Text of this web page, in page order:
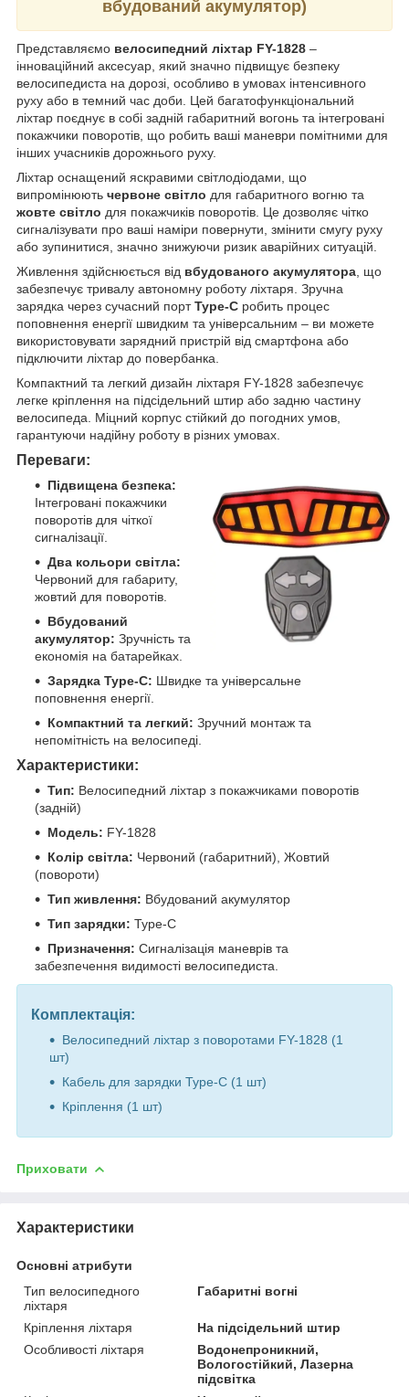
вбудований акумулятор)
Представляємо велосипедний ліхтар FY-1828 –
інноваційний аксесуар, який значно підвищує безпеку
велосипедиста на дорозі, особливо в умовах інтенсивного
руху або в темний час доби. Цей багатофункціональний
ліхтар поєднує в собі задній габаритний вогонь та інтегровані
покажчики поворотів, що робить ваші маневри помітними для
інших учасників дорожнього руху.
Ліхтар оснащений яскравими світлодіодами, що
випромінюють червоне світло для габаритного вогню та
жовте світло для покажчиків поворотів. Це дозволяє чітко
сигналізувати про ваші наміри повернути, змінити смугу руху
або зупинитися, значно знижуючи ризик аварійних ситуацій.
Живлення здійснюється від вбудованого акумулятора , що
забезпечує тривалу автономну роботу ліхтаря. Зручна
зарядка через сучасний портType-C робить процес
поповнення енергії швидким та універсальним – ви можете
використовувати зарядний пристрій від смартфона або
підключити ліхтар до повербанка.
Компактний та легкий дизайн ліхтаря FY-1828 забезпечує
легке кріплення на підсідельний штир або задню частину
велосипеда. Міцний корпус стійкий до погодних умов,
гарантуючи надійну роботу в різних умовах.
Переваги:
Підвищена безпека:
Інтегровані покажчики
поворотів для чіткої
сигналізації.
Два кольори світла:
Червоний для габариту,
жовтий для поворотів.
Вбудований
акумулятор: Зручність та
економія на батарейках.
Зарядка Type-C: Швидке та універсальне
поповнення енергії.
Компактний та легкий: Зручний монтаж та
непомітність на велосипеді.
Характеристики:
Тип: Велосипедний ліхтар з покажчиками поворотів
(задній)
Модель: FY-1828
Колір світла: Червоний (габаритний), Жовтий
(повороти)
Тип живлення: Вбудований акумулятор
Тип зарядки: Type-C
Призначення: Сигналізація маневрів та
забезпечення видимості велосипедиста.
Комплектація:
Велосипедний ліхтар з поворотами FY-1828 (1
шт)
Кабель для зарядки Type-C (1 шт)
Кріплення (1 шт)
Приховати
Характеристики
Основні атрибути
Тип велосипедного
ліхтаря
Габаритні вогні
Кріплення ліхтаря
На підсідельний штир
Особливості ліхтаря
Водонепроникний,
Вологостійкий, Лазерна
підсвітка